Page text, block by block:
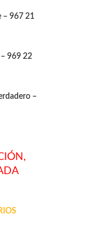
– 967 21
969 22
–